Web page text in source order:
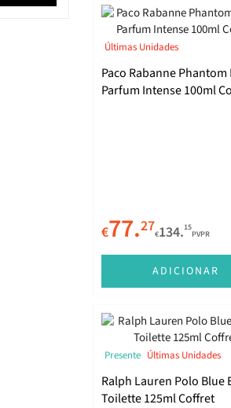
Últimas Unidades
Paco Rabanne Phantom
Parfum Intense 100ml
€77.27€134.15
PVPR
ADICIONAR
Presente Últimas Unidades
Ralph Lauren Polo Blue
Toilette 125ml Coffret